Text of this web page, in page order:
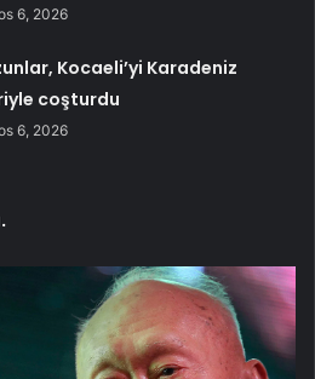
6, 2026
Kocaeli’yi Karadeniz
coşturdu
6, 2026